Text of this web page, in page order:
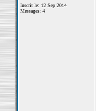
Inscrit le: 12 Sep 2014
Messages: 4